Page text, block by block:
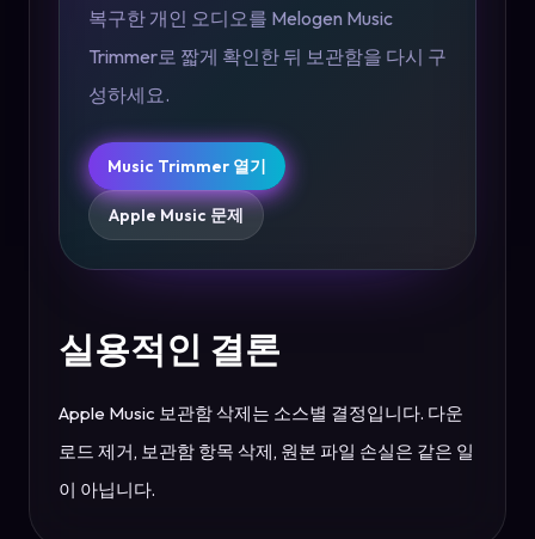
복구한 개인 오디오를 Melogen Music
Trimmer로 짧게 확인한 뒤 보관함을 다시 구
성하세요.
Music Trimmer 열기
Apple Music 문제
실용적인 결론
Apple Music 보관함 삭제는 소스별 결정입니다. 다운
로드 제거, 보관함 항목 삭제, 원본 파일 손실은 같은 일
이 아닙니다.